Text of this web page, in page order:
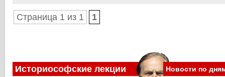
Страница 1 из 1 1
Историософские лекции
Новости по